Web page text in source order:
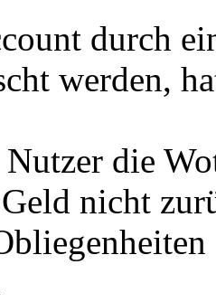
durch
werden,
Nutzer die
nicht